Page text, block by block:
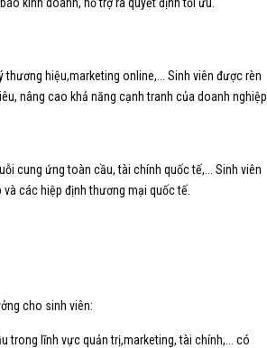
thương hiệu,marketing online,...
Sinh viên được rèn
nâng cao khả năng cạnh tranh của doanh nghiệp.
cung ứng toàn cầu,tài chính quốc tế,...
Sinh viên
và các hiệp định thương mại quốc tế.
cho sinh viên:
trong lĩnh vực quản trị,marketing,tài chính,...
có